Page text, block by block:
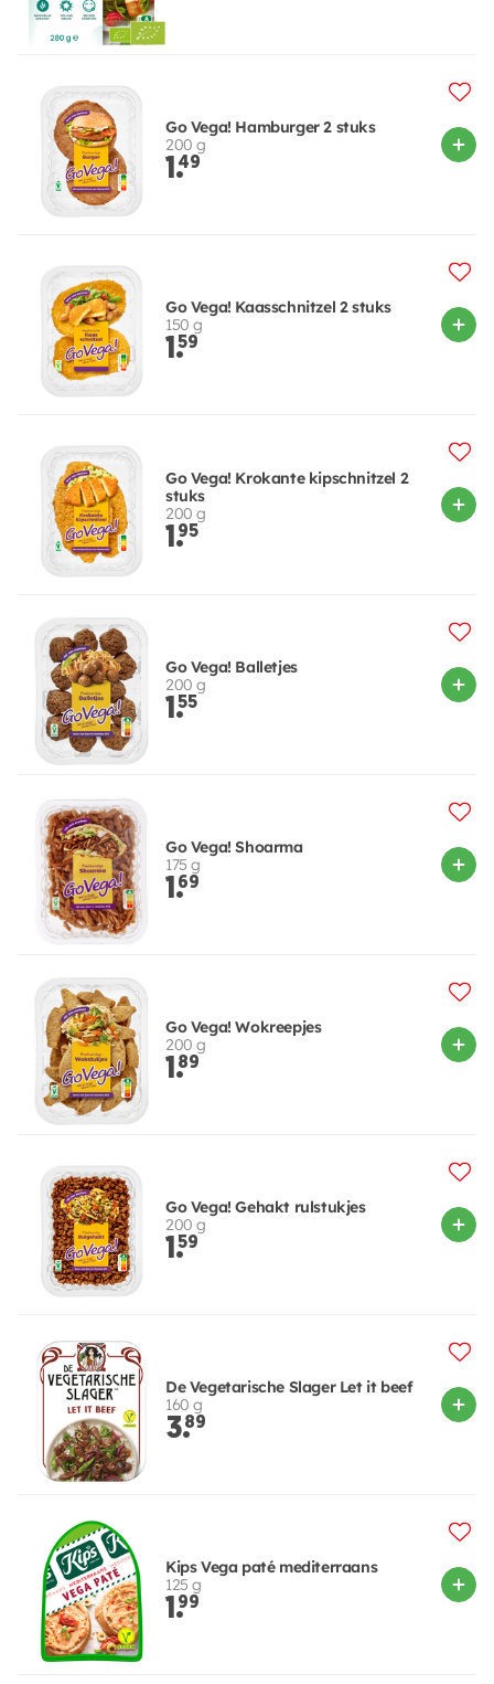
Go Vega! Hamburger 2 stuks
200 g
1.49
Go Vega! Kaasschnitzel 2 stuks
150 g
1.59
Go Vega! Krokante kipschnitzel 2
stuks
200 g
1.95
Go Vega! Balletjes
200 g
1.55
Go Vega! Shoarma
175 g
1.69
Go Vega! Wokreepjes
200 g
1.89
Go Vega! Gehakt rulstukjes
200 g
1.59
De Vegetarische Slager Let it beef
160 g
3.89
Kips Vega paté mediterraans
125 g
1.99